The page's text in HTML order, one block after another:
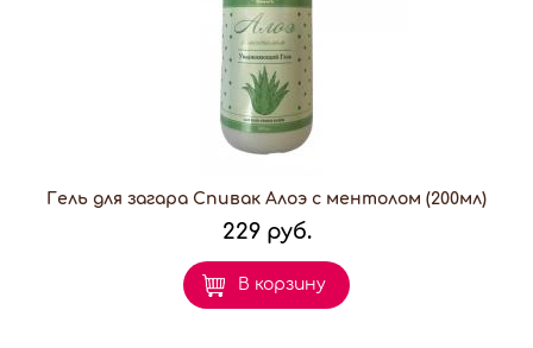
Гель для загара Спивак Алоэ с ментолом (200мл)
229 руб.
В корзину